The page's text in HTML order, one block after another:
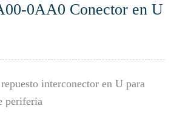
0AA0 Conector en U
interconector en U para
periferia